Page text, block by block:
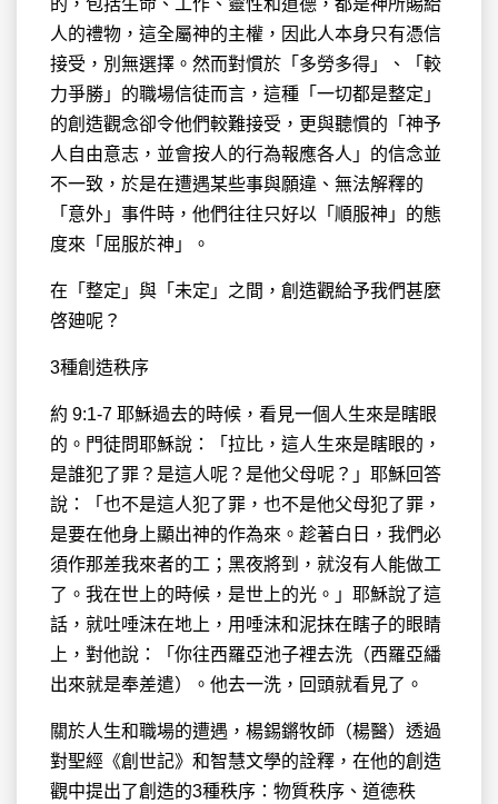
的，包括生命、工作、靈性和道德，都是神所賜給
人的禮物，這全屬神的主權，因此人本身只有憑信
接受，別無選擇。然而對慣於「多勞多得」、「較
力爭勝」的職場信徒而言，這種「一切都是整定」
的創造觀念卻令他們較難接受，更與聽慣的「神予
人自由意志，並會按人的行為報應各人」的信念並
不一致，於是在遭遇某些事與願違、無法解釋的
「意外」事件時，他們往往只好以「順服神」的態
度來「屈服於神」。
在「整定」與「未定」之間，創造觀給予我們甚麼
啓廸呢？
3種創造秩序
約 9:1-7 耶穌過去的時候，看見一個人生來是瞎眼
的。門徒問耶穌說：「拉比，這人生來是瞎眼的，
是誰犯了罪？是這人呢？是他父母呢？」耶穌回答
說：「也不是這人犯了罪，也不是他父母犯了罪，
是要在他身上顯出神的作為來。趁著白日，我們必
須作那差我來者的工；黑夜將到，就沒有人能做工
了。我在世上的時候，是世上的光。」耶穌說了這
話，就吐唾沫在地上，用唾沫和泥抹在瞎子的眼睛
上，對他說：「你往西羅亞池子裡去洗（西羅亞繙
出來就是奉差遣）。他去一洗，回頭就看見了。
關於人生和職場的遭遇，楊錫鏘牧師（楊醫）透過
對聖經《創世記》和智慧文學的詮釋，在他的創造
觀中提出了創造的3種秩序：物質秩序、道德秩